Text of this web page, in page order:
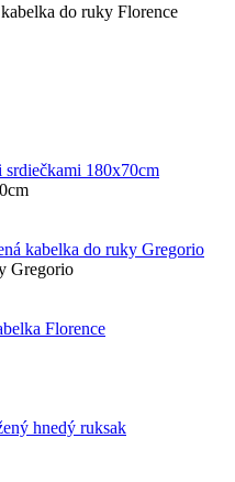
do ruky Florence
Gregorio